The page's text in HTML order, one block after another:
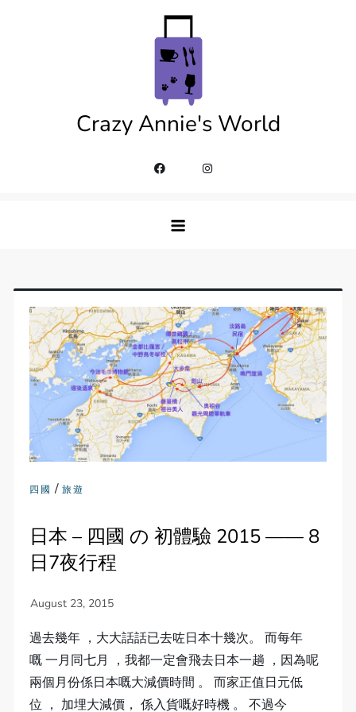
Crazy Annie's World
四國 /旅遊
日本 – 四國 の 初體驗 2015 —— 8
日7夜行程
過去幾年 ，大大話話已去咗日本十幾次。 而每年
嘅 一月同七月 ，我都一定會飛去日本一趟 ，因為呢
兩個月份係日本嘅大減價時間 。 而家正值日元低
位 ， 加埋大減價， 係入貨嘅好時機 。 不過今